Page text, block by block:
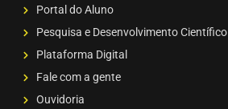
Portal do Aluno
Pesquisa e Desenvolvimento Científico
Plataforma Digital
Fale com a gente
Ouvidoria